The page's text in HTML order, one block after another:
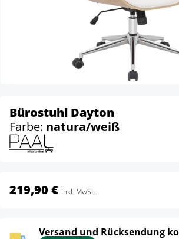
Bürostuhl Dayton
Farbe: natura/weiß
219,90 € inkl. MwSt.
Versand und Rücksendung